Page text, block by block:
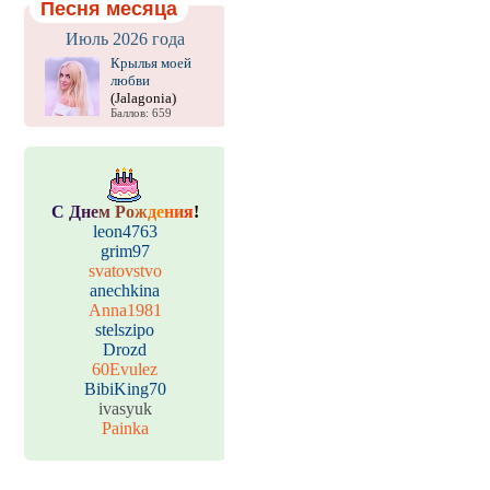
Песня месяца
Июль 2026 года
Крылья моей
любви
(Jalagonia)
Баллов: 659
С Днем Рождения!
leon4763
grim97
svatovstvo
anechkina
Anna1981
stelszipo
Drozd
60Evulez
BibiKing70
ivasyuk
Painka